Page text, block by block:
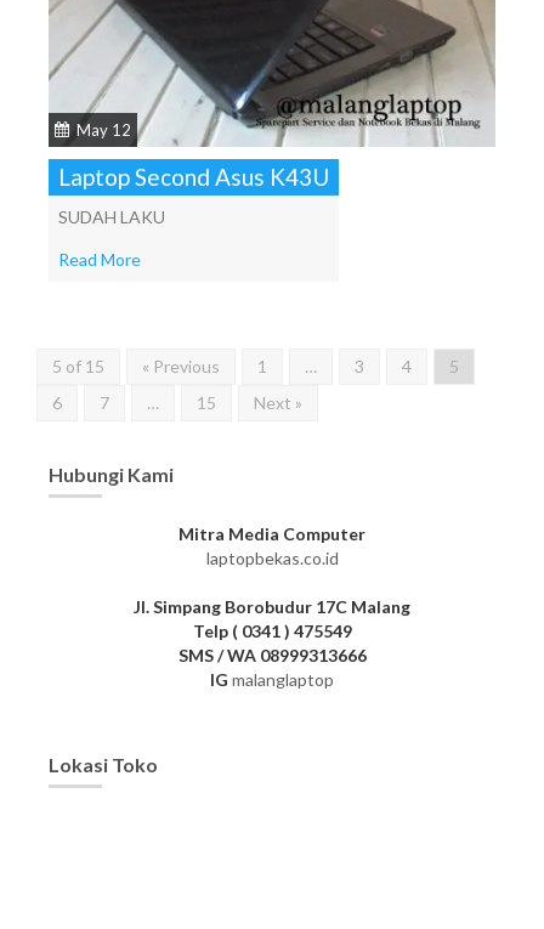
May 12
Laptop Second Asus K43U
SUDAH LAKU
Read More
5 of 15 « Previous 1 … 3 4
5
6
7 … 15 Next »
Hubungi Kami
Mitra Media Computer
laptopbekas.co.id
Jl. Simpang Borobudur 17C Malang
Telp ( 0341 ) 475549
SMS / WA 08999313666
IG malanglaptop
Lokasi Toko